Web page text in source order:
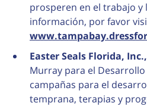
prosperen en el trabajo y
información, por favor
Easter Seals Florida, Inc.,
Murray para el
campañas para el
temprana, terapias y